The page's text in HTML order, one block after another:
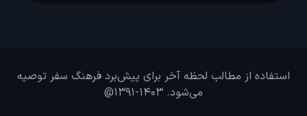
استفاده از مطالب لحظه آخر برای پیش‌برد فرهنگ سفر توصیه
می‌شود. 1403-1391@